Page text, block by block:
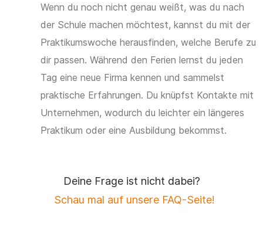
Wenn du noch nicht genau weißt, was du nach
der Schule machen möchtest, kannst du mit der
Praktikumswoche herausfinden, welche Berufe zu
dir passen. Während den Ferien lernst du jeden
Tag eine neue Firma kennen und sammelst
praktische Erfahrungen. Du knüpfst Kontakte mit
Unternehmen, wodurch du leichter ein längeres
Praktikum oder eine Ausbildung bekommst.
Deine Frage ist nicht dabei?
Schau mal auf unsere FAQ-Seite!